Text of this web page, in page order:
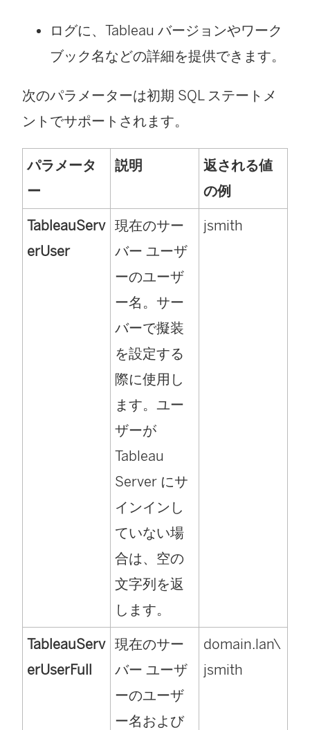
ログに、Tableau バージョンやワーク
ブック名などの詳細を提供できます。
次のパラメーターは初期 SQL ステートメ
ントでサポートされます。
パラメータ
ー
説明
返される値
の例
TableauServ
erUser
現在のサー
バー ユーザ
ーのユーザ
ー名。サー
バーで擬装
を設定する
際に使用し
ます。ユー
ザーが
Tableau
Server にサ
インインし
ていない場
合は、空の
文字列を返
します。
jsmith
TableauServ
erUserFull
現在のサー
バー ユーザ
ーのユーザ
ー名および
domain.lan\
jsmith